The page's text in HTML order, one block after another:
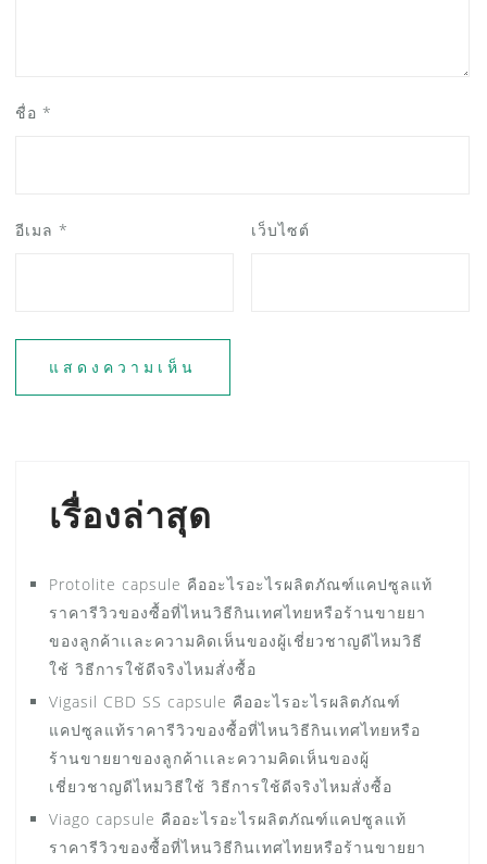
ชื่อ *
อีเมล * เว็บไซต์
เรื่องล่าสุด
Protolite capsule คืออะไรอะไรผลิตภัณฑ์แคปซูลแท้
ราคารีวิวของซื้อที่ไหนวิธีกินเทศไทยหรือร้านขายยา
ของลูกค้าเเละความคิดเห็นของผู้เชี่ยวชาญดีไหมวิธี
ใช้ วิธีการใช้ดีจริงไหมสั่งซื้อ
Vigasil CBD SS capsule คืออะไรอะไรผลิตภัณฑ์
แคปซูลแท้ราคารีวิวของซื้อที่ไหนวิธีกินเทศไทยหรือ
ร้านขายยาของลูกค้าเเละความคิดเห็นของผู้
เชี่ยวชาญดีไหมวิธีใช้ วิธีการใช้ดีจริงไหมสั่งซื้อ
Viago capsule คืออะไรอะไรผลิตภัณฑ์แคปซูลแท้
ราคารีวิวของซื้อที่ไหนวิธีกินเทศไทยหรือร้านขายยา